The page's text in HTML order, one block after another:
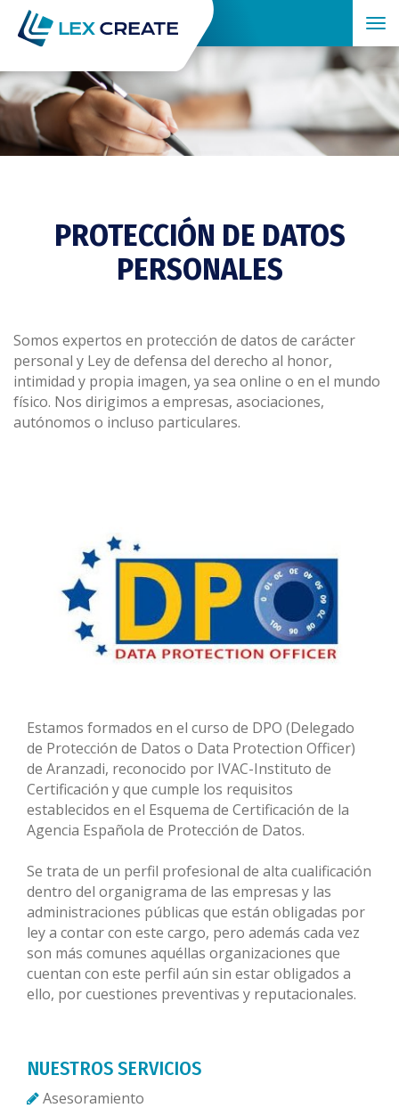
PROTECCIÓN DE DATOS
PERSONALES
Somos expertos en protección de datos de carácter
personal y Ley de defensa del derecho al honor,
intimidad y propia imagen, ya sea online o en el mundo
físico. Nos dirigimos a empresas, asociaciones,
autónomos o incluso particulares.
Estamos formados en el curso de DPO (Delegado
de Protección de Datos o Data Protection Officer)
de Aranzadi, reconocido por IVAC-Instituto de
Certificación y que cumple los requisitos
establecidos en el Esquema de Certificación de la
Agencia Española de Protección de Datos.
Se trata de un perfil profesional de alta cualificación
dentro del organigrama de las empresas y las
administraciones públicas que están obligadas por
ley a contar con este cargo, pero además cada vez
son más comunes aquéllas organizaciones que
cuentan con este perfil aún sin estar obligados a
ello, por cuestiones preventivas y reputacionales.
NUESTROS SERVICIOS
Asesoramiento